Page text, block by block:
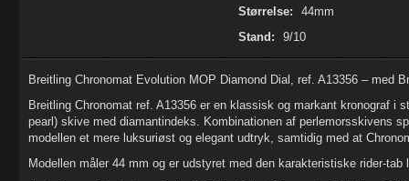
Størrelse:
44mm
Stand:
9/10
Breitling Chronomat Evolution MOP Diamond Dial, ref. A13356 – med
Breitling Chronomat ref. A13356 er en klassisk og markant kronograf i
pearl) skive med diamantindeks. Kombinationen af perlemorsskivens
modellen et mere luksuriøst og elegant udtryk, samtidig med at
Modellen måler 44 mm og er udstyret med den karakteristiske rider-